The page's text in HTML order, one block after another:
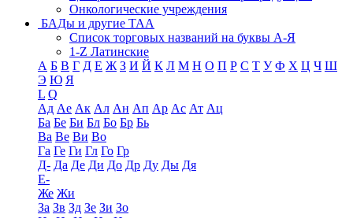
Онкологические учреждения
БАДы и другие ТАА
Список торговых названий на буквы А-Я
1-Z Латинские
А Б В Г Д Е Ж З И Й К Л М Н О П Р С Т У Ф Х Ц Ч Ш
Э Ю Я
L Q
Ад Ае Ак Ал Ан Ап Ар Ас Ат Ац
Ба Бе Би Бл Бо Бр Бь
Ва Ве Ви Во
Га Ге Ги Гл Го Гр
Д- Да Де Ди До Др Ду Ды Дя
Е-
Же Жи
За Зв Зд Зе Зи Зо